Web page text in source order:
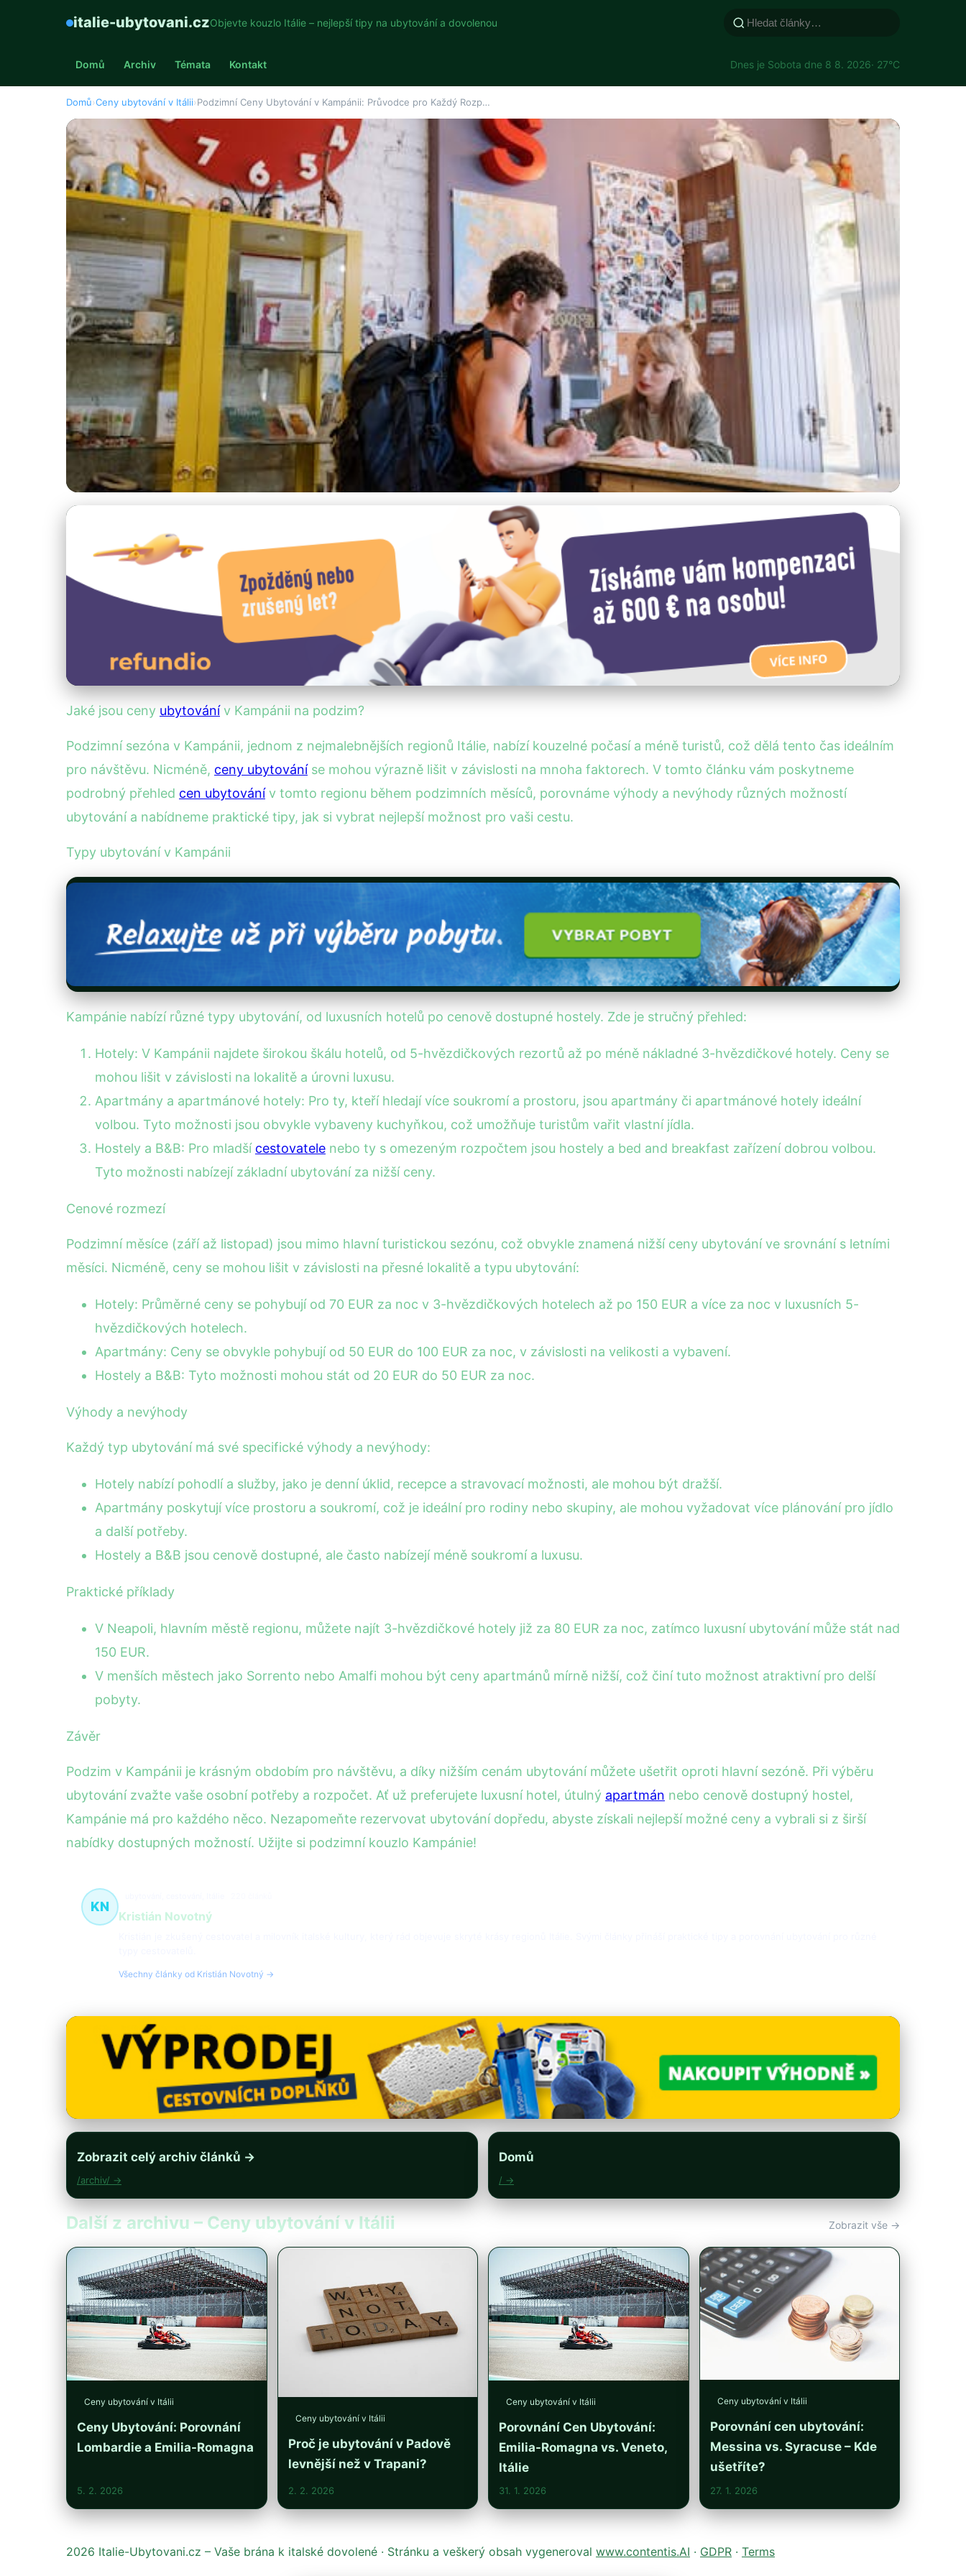
italie-ubytovani.czObjevte kouzlo Itálie – nejlepší tipy na ubytování a dovolenou
Domů Archiv Témata Kontakt Dnes je Sobota dne 8 8. 2026· 27°C
Domů›Ceny ubytování v Itálii›Podzimní Ceny Ubytování v Kampánii: Průvodce pro Každý Rozp…
Podzimní Ceny Ubytování v Kampánii: Průvodce pro Každý
Rozpočet
· 4 min čtení · Autor: Kristián Novotný
Jaké jsou ceny ubytovánív Kampánii na podzim?
Podzimní sezóna v Kampánii, jednom z nejmalebnějších regionů Itálie, nabízí kouzelné počasí a méně turistů, což dělá tento čas ideálním
pro návštěvu. Nicméně, ceny ubytováníse mohou výrazně lišit v závislosti na mnoha faktorech. V tomto článku vám poskytneme
podrobný přehled cen ubytovánív tomto regionu během podzimních měsíců, porovnáme výhody a nevýhody různých možností
ubytování a nabídneme praktické tipy, jak si vybrat nejlepší možnost pro vaši cestu.
Typy ubytování v Kampánii
Kampánie nabízí různé typy ubytování, od luxusních hotelů po cenově dostupné hostely. Zde je stručný přehled:
Hotely: V Kampánii najdete širokou škálu hotelů, od 5-hvězdičkových rezortů až po méně nákladné 3-hvězdičkové hotely. Ceny se
mohou lišit v závislosti na lokalitě a úrovni luxusu.
Apartmány a apartmánové hotely: Pro ty, kteří hledají více soukromí a prostoru, jsou apartmány či apartmánové hotely ideální
volbou. Tyto možnosti jsou obvykle vybaveny kuchyňkou, což umožňuje turistům vařit vlastní jídla.
Hostely a B&B: Pro mladší cestovatele nebo ty s omezeným rozpočtem jsou hostely a bed and breakfast zařízení dobrou volbou.
Tyto možnosti nabízejí základní ubytování za nižší ceny.
Cenové rozmezí
Podzimní měsíce (září až listopad) jsou mimo hlavní turistickou sezónu, což obvykle znamená nižší ceny ubytování ve srovnání s letními
měsíci. Nicméně, ceny se mohou lišit v závislosti na přesné lokalitě a typu ubytování:
Hotely: Průměrné ceny se pohybují od 70 EUR za noc v 3-hvězdičkových hotelech až po 150 EUR a více za noc v luxusních 5-
hvězdičkových hotelech.
Apartmány: Ceny se obvykle pohybují od 50 EUR do 100 EUR za noc, v závislosti na velikosti a vybavení.
Hostely a B&B: Tyto možnosti mohou stát od 20 EUR do 50 EUR za noc.
Výhody a nevýhody
Každý typ ubytování má své specifické výhody a nevýhody:
Hotely nabízí pohodlí a služby, jako je denní úklid, recepce a stravovací možnosti, ale mohou být dražší.
Apartmány poskytují více prostoru a soukromí, což je ideální pro rodiny nebo skupiny, ale mohou vyžadovat více plánování pro jídlo
a další potřeby.
Hostely a B&B jsou cenově dostupné, ale často nabízejí méně soukromí a luxusu.
Praktické příklady
V Neapoli, hlavním městě regionu, můžete najít 3-hvězdičkové hotely již za 80 EUR za noc, zatímco luxusní ubytování může stát nad
150 EUR.
V menších městech jako Sorrento nebo Amalfi mohou být ceny apartmánů mírně nižší, což činí tuto možnost atraktivní pro delší
pobyty.
Závěr
Podzim v Kampánii je krásným obdobím pro návštěvu, a díky nižším cenám ubytování můžete ušetřit oproti hlavní sezóně. Při výběru
ubytování zvažte vaše osobní potřeby a rozpočet. Ať už preferujete luxusní hotel, útulný apartmán nebo cenově dostupný hostel,
Kampánie má pro každého něco. Nezapomeňte rezervovat ubytování dopředu, abyste získali nejlepší možné ceny a vybrali si z širší
nabídky dostupných možností. Užijte si podzimní kouzlo Kampánie!
KN
Kristián Novotný
Všechny články od Kristián Novotný →
Zobrazit celý archiv článků →
/archiv/ →
Domů
/ →
Další z archivu – Ceny ubytování v Itálii Zobrazit vše →
Ceny ubytování v Itálii
Ceny Ubytování: Porovnání
Lombardie a Emilia-Romagna
5. 2. 2026
Ceny ubytování v Itálii
Proč je ubytování v Padově
levnější než v Trapani?
2. 2. 2026
Ceny ubytování v Itálii
Porovnání Cen Ubytování:
Emilia-Romagna vs. Veneto,
Itálie
31. 1. 2026
Ceny ubytování v Itálii
Porovnání cen ubytování:
Messina vs. Syracuse – Kde
ušetříte?
27. 1. 2026
2026 Italie-Ubytovani.cz – Vaše brána k italské dovolené · Stránku a veškerý obsah vygeneroval www.contentis.AI · GDPR · Terms